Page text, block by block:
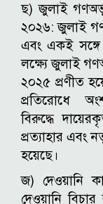
ছ) জুলাই
২০২৬: জুলাই
এবং একই সঙ্গে
লক্ষ্যে জুলাই
২০২৫ প্রণীত
প্রতিরোধে
বিরুদ্ধে
প্রত্যাহার এবং
হয়েছে।
জ) দেওয়ানি
দেওয়ানি বিচার